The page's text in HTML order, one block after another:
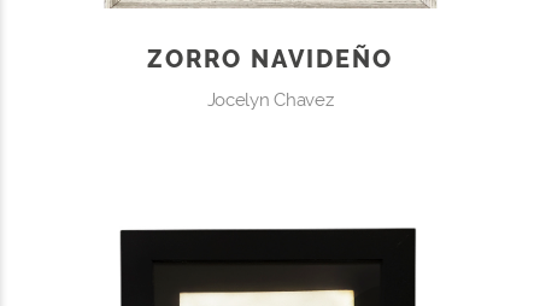
ZORRO NAVIDEÑO
Jocelyn Chavez